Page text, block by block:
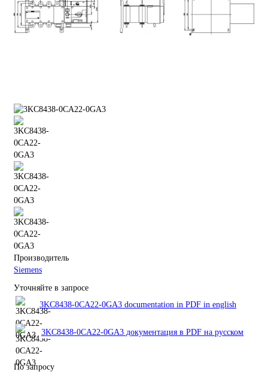
Производитель
Siemens
Уточняйте в запросе
3KC8438-0CA22-0GA3 documentation in PDF in english
3KC8438-0CA22-0GA3 документация в PDF на русском
По запросу